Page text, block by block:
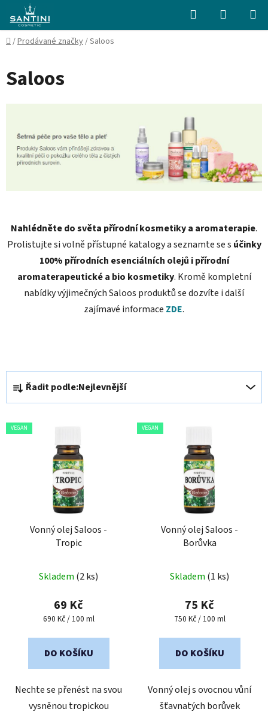
obsah
Hledat
KOŠÍK
Domů
/Prodávané značky/Saloos
Saloos
Nahlédněte do světa přírodní kosmetiky a aromaterapie.
Prolistujte si volně přístupné katalogy a seznamte se s účinky
100% přírodních esenciálních olejů i přírodní
aromaterapeutické a bio kosmetiky. Kromě kompletní
nabídky výjimečných Saloos produktů se dozvíte i další
zajímavé informace ZDE.
Ř
z
e
n
Řadit podle:Nejlevnější
V
ý
VEGAN
Vonný olej Saloos -
Tropic
Skladem (2 ks)
69 Kč
Měrná
690 Kč / 100 ml
DO KOŠÍKU
Nechte se přenést na svou
vysněnou tropickou
VEGAN
Vonný olej Saloos -
Borůvka
Skladem (1 ks)
75 Kč
Měrná
750 Kč / 100 ml
DO KOŠÍKU
Vonný olej s ovocnou vůní
šťavnatých borůvek